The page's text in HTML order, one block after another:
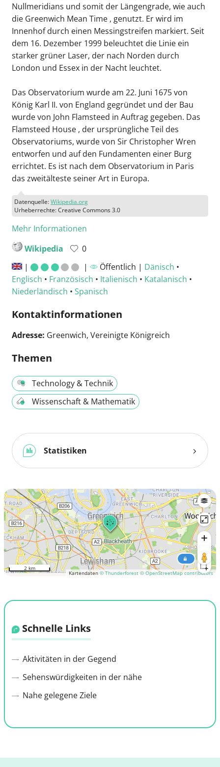
Nullmeridians und somit der Längengrade, wie auch
die Greenwich Mean Time , genutzt. Er wird im
Innenhof durch einen Messingstreifen markiert. Seit
dem 16. Dezember 1999 beleuchtet die Linie ein
starker grüner Laser, der nach Norden durch
London und Essex in der Nacht leuchtet.
Das Observatorium wurde am 22. Juni 1675 von
König Karl II. von England gegründet und der Bau
wurde von John Flamsteed in Auftrag gegeben. Das
Flamsteed House , der ursprüngliche Teil des
Observatoriums, wurde von Sir Christopher Wren
entworfen und auf den Fundamenten einer Burg
errichtet. Es ist nach dem Observatorium in Paris
das zweitälteste seiner Art in Europa.
Datenquelle:Wikipedia.org
Urheberrechte: Creative Commons 3.0
Mehr Informationen
Wikipedia
0
|
| Öffentlich | Dänisch •
Englisch • Französisch • Italienisch • Katalanisch •
Niederländisch • Spanisch
Kontaktinformationen
Adresse: Greenwich, Vereinigte Königreich
Themen
Technology & Technik
Wissenschaft & Mathematik
Statistiken
Kartendaten © Thunderforest © OpenStreetMap contributors
2 km
Schnelle Links
Aktivitäten in der Gegend
Sehenswürdigkeiten in der nähe
Nahe gelegene Ziele